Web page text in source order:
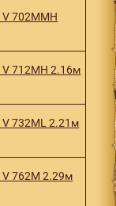
702MMH
712MH 2.16м
732ML 2.21м
762M 2.29м